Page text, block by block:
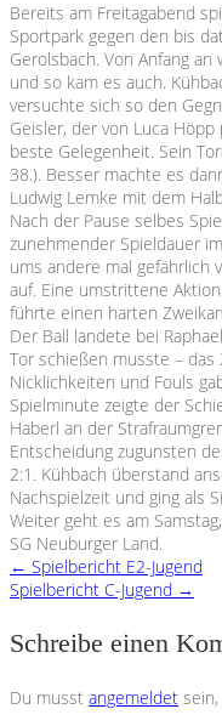
Bereits am Freitagabend
Sportpark gegen den bis
Gerolsbach. Von Anfang
und so kam es auch.
versuchte sich so den
Geisler, der von Luca
beste Gelegenheit. Sein
38.). Besser machte es
Ludwig Lemke mit dem
Nach der Pause selbes
zunehmender Spieldauer
ums andere mal gefährlich
auf. Eine umstrittene
führte einen harten
Der Ball landete bei
Tor schießen musste – das
Nicklichkeiten und Fouls
Spielminute zeigte der
Haberl an der
Entscheidung zugunsten
2:1. Kühbach überstand
Nachspielzeit und ging als
Weiter geht es am Samstag,
SG Neuburger Land.
← Spielbericht E2-Jugend
Spielbericht C-Jugend →
Schreibe einen
Du musst angemeldet